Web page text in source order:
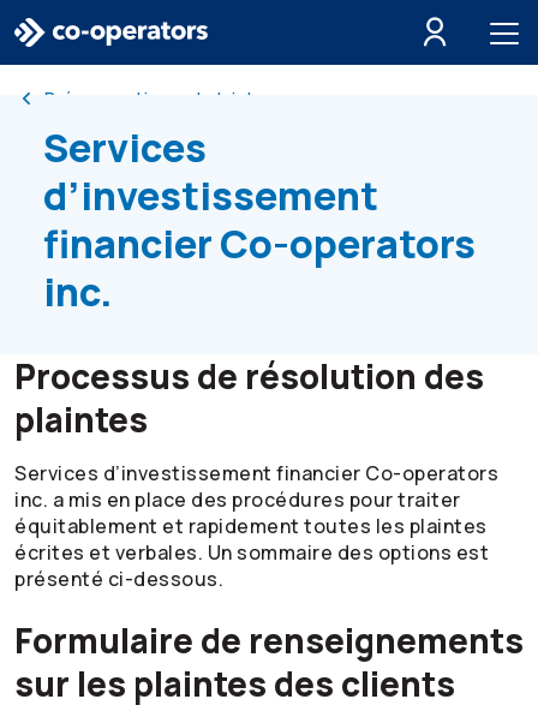
Passer à la recherche
Passer au menu principal
Passer au contenu principal
Passer au pied de page
Préoccupations et plaintes
Services
d’investissement
financierCo-operators
inc.
Processus de résolution des
plaintes
Services d’investissement financier Co-operators
inc. a mis en place des procédures pour traiter
équitablement et rapidement toutes les plaintes
écrites et verbales. Un sommaire des options est
présenté ci-dessous.
Formulaire de renseignements
sur les plaintes des clients